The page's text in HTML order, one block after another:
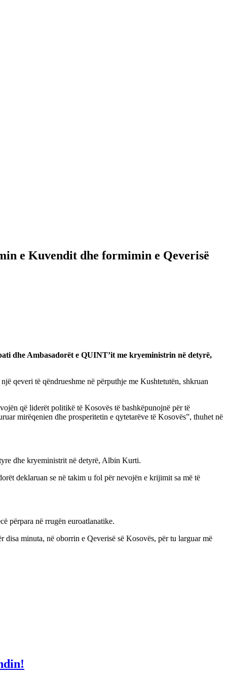
e Kuvendit dhe formimin e Qeverisë
dhe Ambasadorët e QUINT’it me kryeministrin në detyrë,
qeveri të qëndrueshme në përputhje me Kushtetutën, shkruan
që liderët politikë të Kosovës të bashkëpunojnë për të
mirëqenien dhe prosperitetin e qytetarëve të Kosovës”, thuhet në
dhe kryeministrit në detyrë, Albin Kurti.
deklaruan se në takim u fol për nevojën e krijimit sa më të
përpara në rrugën euroatlanatike.
minuta, në oborrin e Qeverisë së Kosovës, për tu larguar më